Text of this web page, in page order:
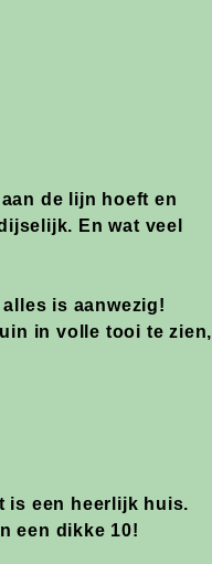
de lijn hoeft en
En wat veel
is aanwezig!
in volle tooi te zien,
is een heerlijk huis.
een dikke 10!